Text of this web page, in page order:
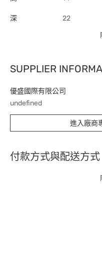
深 22
SUPPLIER
優盛國際有限公司
undefined
進入廠商
付款方式與配送方式